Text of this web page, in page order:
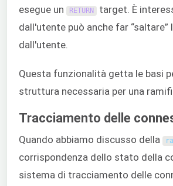
esegue un
RETURN target. È
dall'utente può anche far
dall'utente.
Questa funzionalità getta le basi
struttura necessaria per una
Tracciamento delle
Quando abbiamo discusso della
corrispondenza dello stato della
sistema di tracciamento delle